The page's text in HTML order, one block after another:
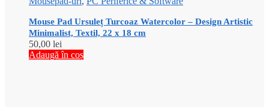
Mouse Pad Ursuleț Turcoaz Watercolor – Design Artistic
Minimalist, Textil, 22 x 18 cm
50,00 lei
Adaugă în coș